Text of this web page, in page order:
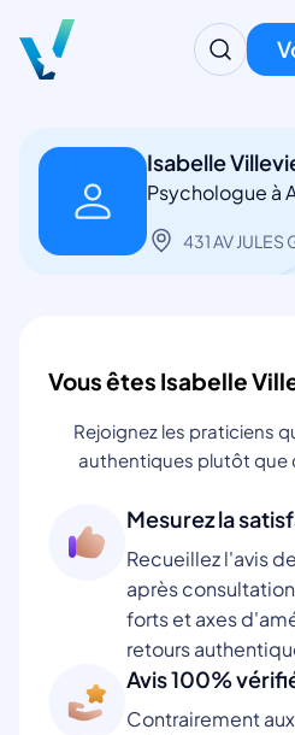
Isabelle
Psychologue à
431 AV
Vous êtes Isabelle
Rejoignez les praticiens
authentiques plutôt que
Mesurez la
Recueillez l'avis
après
forts et axes
retours
Avis 100%
Contrairement